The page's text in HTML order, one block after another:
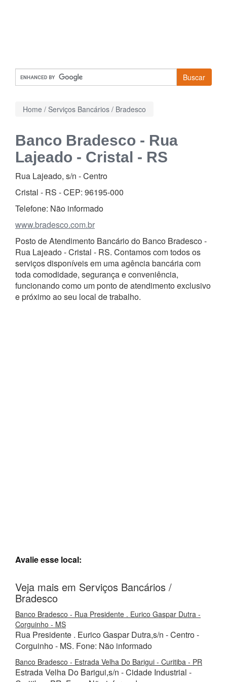
Buscar
Home / Serviços Bancários / Bradesco
Banco Bradesco - Rua
Lajeado - Cristal - RS
Rua Lajeado, s/n -Centro
Cristal - RS - CEP: 96195-000
Telefone: Não informado
www.bradesco.com.br
Posto de Atendimento Bancário do Banco Bradesco -
Rua Lajeado - Cristal - RS. Contamos com todos os
serviços disponíveis em uma agência bancária com
toda comodidade, segurança e conveniência,
funcionando como um ponto de atendimento exclusivo
e próximo ao seu local de trabalho.
Avalie esse local:
Veja mais em Serviços Bancários /
Bradesco
Banco Bradesco - Rua Presidente . Eurico Gaspar Dutra -
Corguinho - MS
Rua Presidente . Eurico Gaspar Dutra,s/n - Centro -
Corguinho - MS. Fone: Não informado
Banco Bradesco - Estrada Velha Do Barigui - Curitiba - PR
Estrada Velha Do Barigui,s/n - Cidade Industrial -